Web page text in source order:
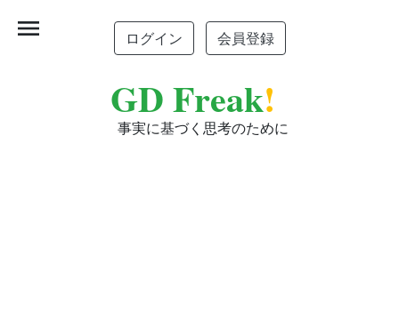
ログイン 会員登録
GD Freak!
事実に基づく思考のために
menu